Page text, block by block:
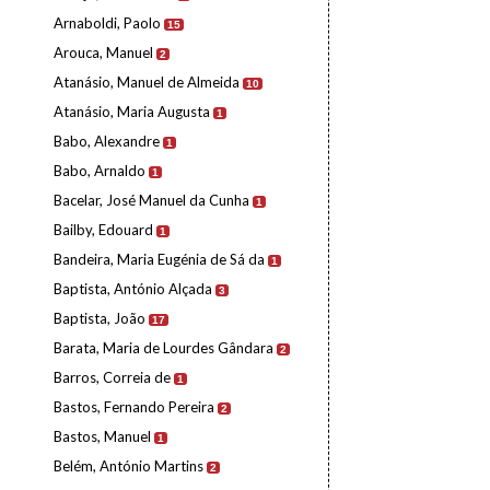
Arnaboldi, Paolo 15
Arouca, Manuel 2
Atanásio, Manuel de Almeida 10
Atanásio, Maria Augusta 1
Babo, Alexandre 1
Babo, Arnaldo 1
Bacelar, José Manuel da Cunha 1
Bailby, Edouard 1
Bandeira, Maria Eugénia de Sá da 1
Baptista, António Alçada 3
Baptista, João 17
Barata, Maria de Lourdes Gândara 2
Barros, Correia de 1
Bastos, Fernando Pereira 2
Bastos, Manuel 1
Belém, António Martins 2